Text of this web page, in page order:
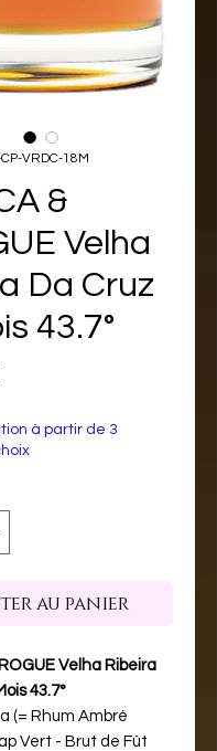
VRDC-18M
&
Velha
Da Cruz
43.7°
à partir de 3
au panier
Velha Ribeira
43.7°
(= Rhum Ambré
Vert - Brut de Fût